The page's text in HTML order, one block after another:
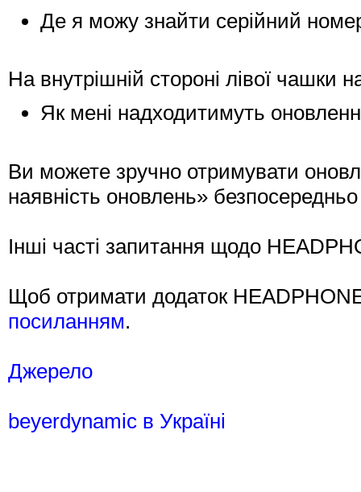
Де я можу знайти серійний
На внутрішній стороні лівої чашки
Як мені надходитимуть
Ви можете зручно отримувати
наявність оновлень» безпосередньо
Інші часті запитання щодо
Щоб отримати додаток
посиланням.
Джерело
beyerdynamic в Україні